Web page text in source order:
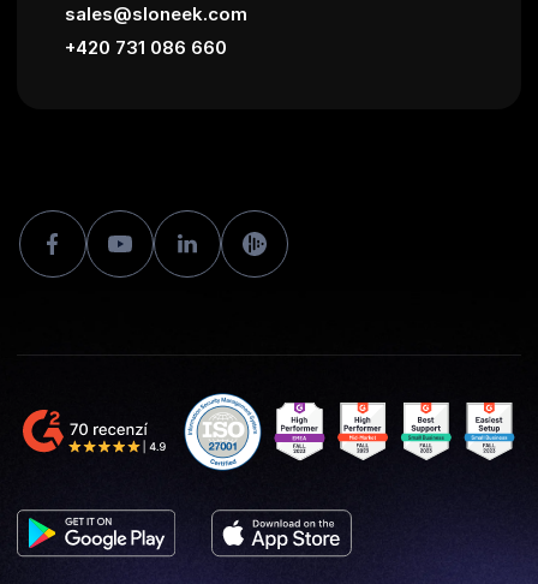
sales@sloneek.com
+420 731 086 660